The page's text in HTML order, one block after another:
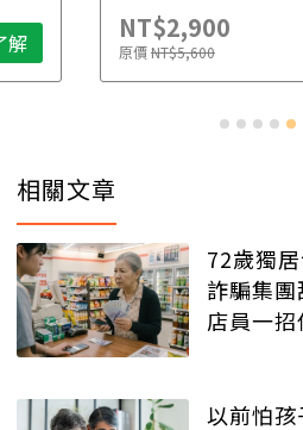
解 NT$2,900
原價NT$5,600
相關文章
72歲獨
詐騙集團
店員一
以前怕